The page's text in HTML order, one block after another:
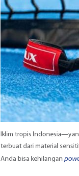
Iklim tropis
terbuat dari material
Anda bisa kehilangan